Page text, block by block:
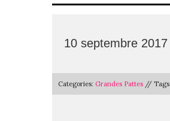
10 septembre
Categories: Grandes Pattes // Tags: